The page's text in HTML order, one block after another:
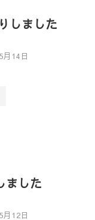
しました
月14日
した
月12日